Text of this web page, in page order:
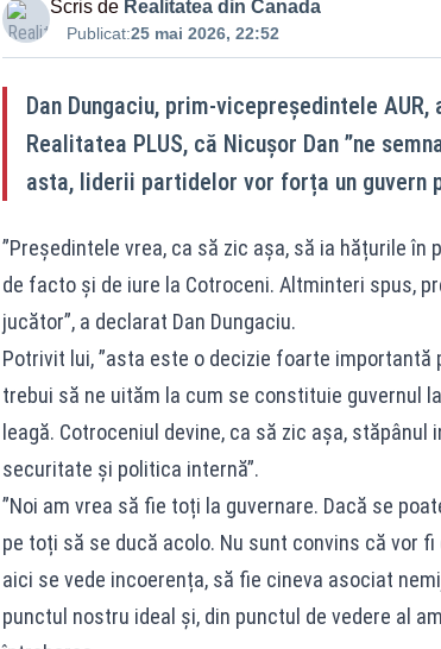
Scris de Realitatea din Canada
Publicat:25 mai 2026, 22:52
Dan Dungaciu, prim-vicepreședintele
Realitatea PLUS, că Nicușor Dan ”ne
asta, liderii partidelor vor forța un guvern
”Președintele vrea, ca să zic așa, să ia hățurile
de facto și de iure la Cotroceni. Altminteri spus,
jucător”, a declarat Dan Dungaciu.
Potrivit lui, ”asta este o decizie foarte importantă
trebui să ne uităm la cum se constituie guvernul
leagă. Cotroceniul devine, ca să zic așa, stăpânul
securitate și politica internă”.
”Noi am vrea să fie toți la guvernare. Dacă se
pe toți să se ducă acolo. Nu sunt convins că vor
aici se vede incoerența, să fie cineva asociat
punctul nostru ideal și, din punctul de vedere al